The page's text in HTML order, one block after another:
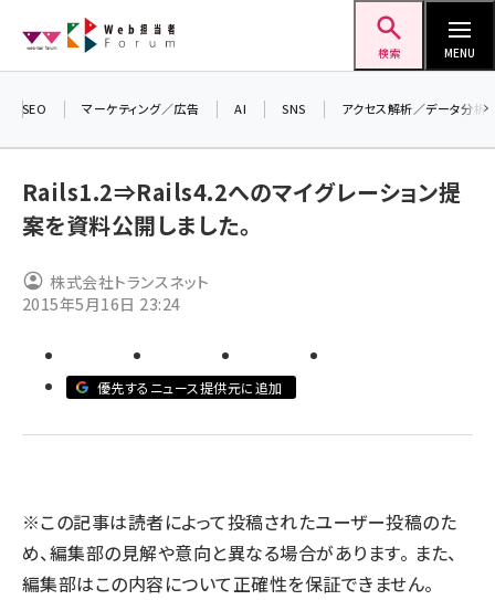
ン
検索 MENU
ai (2818)
note (2320)
llmo (1167)
SEO マーケティング／広告 AI SNS アクセス解析／データ分析
Rails1.2⇒Rails4.2へのマイグレーション提
案を資料公開しました。
株式会社トランスネット
2015年5月16日 23:24
優先するニュース提供元に追加
※この記事は読者によって投稿されたユーザー投稿のた
め、編集部の見解や意向と異なる場合があります。 また、
編集部はこの内容について正確性を保証できません。
る